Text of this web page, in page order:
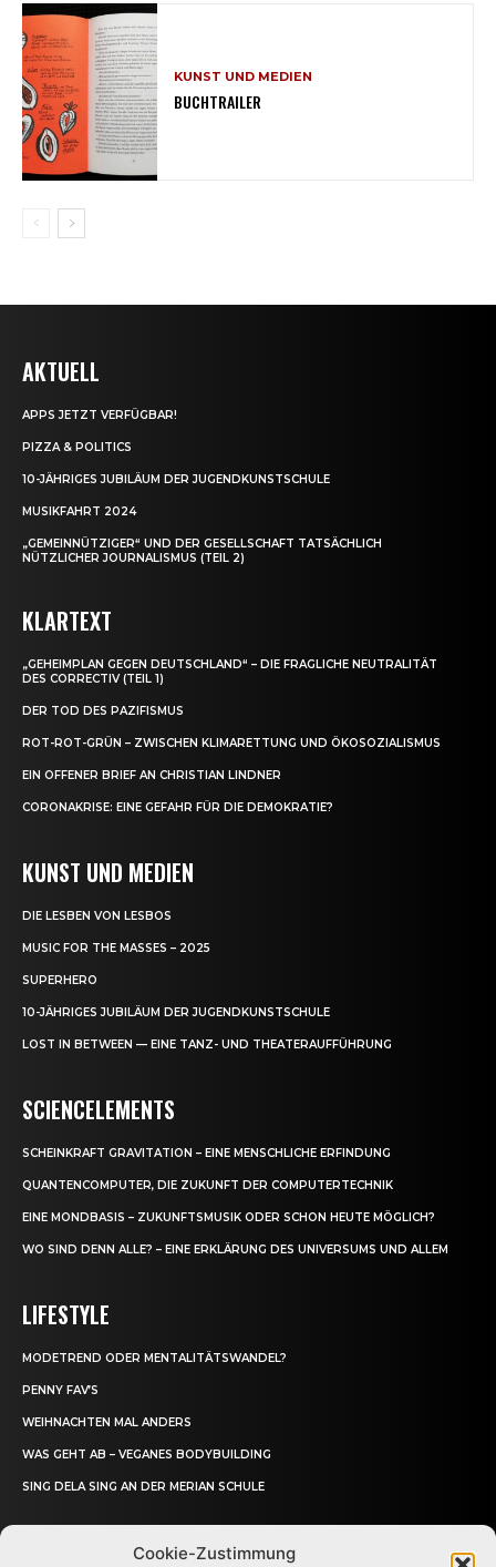
Cookie-Zustimmung
KUNST UND MEDIEN
BUCHTRAILER
AKTUELL
APPS JETZT VERFÜGBAR!
PIZZA & POLITICS
10-JÄHRIGES JUBILÄUM DER JUGENDKUNSTSCHULE
MUSIKFAHRT 2024
„GEMEINNÜTZIGER“ UND DER GESELLSCHAFT TATSÄCHLICH
NÜTZLICHER JOURNALISMUS (TEIL 2)
KLARTEXT
„GEHEIMPLAN GEGEN DEUTSCHLAND“ – DIE FRAGLICHE NEUTRALITÄT
DES CORRECTIV (TEIL 1)
DER TOD DES PAZIFISMUS
ROT-ROT-GRÜN – ZWISCHEN KLIMARETTUNG UND ÖKOSOZIALISMUS
EIN OFFENER BRIEF AN CHRISTIAN LINDNER
CORONAKRISE: EINE GEFAHR FÜR DIE DEMOKRATIE?
KUNST UND MEDIEN
DIE LESBEN VON LESBOS
MUSIC FOR THE MASSES – 2025
SUPERHERO
10-JÄHRIGES JUBILÄUM DER JUGENDKUNSTSCHULE
LOST IN BETWEEN — EINE TANZ- UND THEATERAUFFÜHRUNG
SCIENCELEMENTS
SCHEINKRAFT GRAVITATION – EINE MENSCHLICHE ERFINDUNG
QUANTENCOMPUTER, DIE ZUKUNFT DER COMPUTERTECHNIK
EINE MONDBASIS – ZUKUNFTSMUSIK ODER SCHON HEUTE MÖGLICH?
WO SIND DENN ALLE? – EINE ERKLÄRUNG DES UNIVERSUMS UND ALLEM
LIFESTYLE
MODETREND ODER MENTALITÄTSWANDEL?
PENNY FAV’S
WEIHNACHTEN MAL ANDERS
WAS GEHT AB – VEGANES BODYBUILDING
SING DELA SING AN DER MERIAN SCHULE